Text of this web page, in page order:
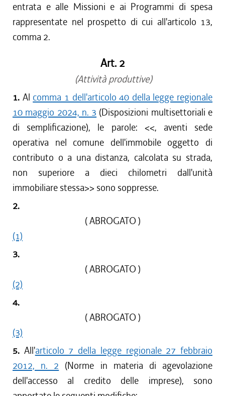
entrata e alle Missioni e ai Programmi di spesa
rappresentate nel prospetto di cui all'articolo 13,
comma 2.
Art. 2
(Attività produttive)
1. Al comma 1 dell'articolo 40 della legge regionale
10 maggio 2024, n. 3 (Disposizioni multisettoriali e
di semplificazione), le parole: <<, aventi sede
operativa nel comune dell'immobile oggetto di
contributo o a una distanza, calcolata su strada,
non superiore a dieci chilometri dall'unità
immobiliare stessa>> sono soppresse.
2.
( ABROGATO )
(1)
3.
( ABROGATO )
(2)
4.
( ABROGATO )
(3)
5. All'articolo 7 della legge regionale 27 febbraio
2012, n. 2 (Norme in materia di agevolazione
dell'accesso al credito delle imprese), sono